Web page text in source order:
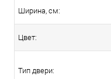
Ширина, см:
Цвет:
Тип двери: